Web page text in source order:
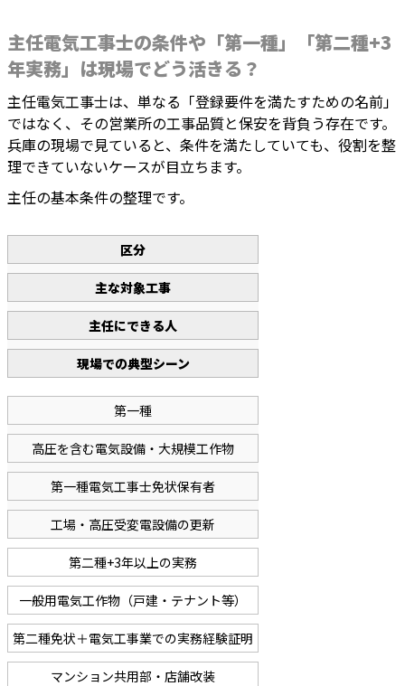
主任電気工事士の条件や「第一種」「第二種+3
年実務」は現場でどう活きる？
主任電気工事士は、単なる「登録要件を満たすための名前」
ではなく、その営業所の工事品質と保安を背負う存在です。
兵庫の現場で見ていると、条件を満たしていても、役割を整
理できていないケースが目立ちます。
主任の基本条件の整理です。
区分
主な対象工事
主任にできる人
現場での典型シーン
第一種
高圧を含む電気設備・大規模工作物
第一種電気工事士免状保有者
工場・高圧受変電設備の更新
第二種+3年以上の実務
一般用電気工作物（戸建・テナント等）
第二種免状＋電気工事業での実務経験証明
マンション共用部・店舗改装